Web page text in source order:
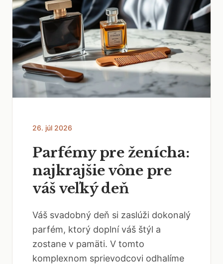
26. júl 2026
Parfémy pre ženícha:
najkrajšie vône pre
váš veľký deň
Váš svadobný deň si zaslúži dokonalý
parfém, ktorý doplní váš štýl a
zostane v pamäti. V tomto
komplexnom sprievodcovi odhalíme